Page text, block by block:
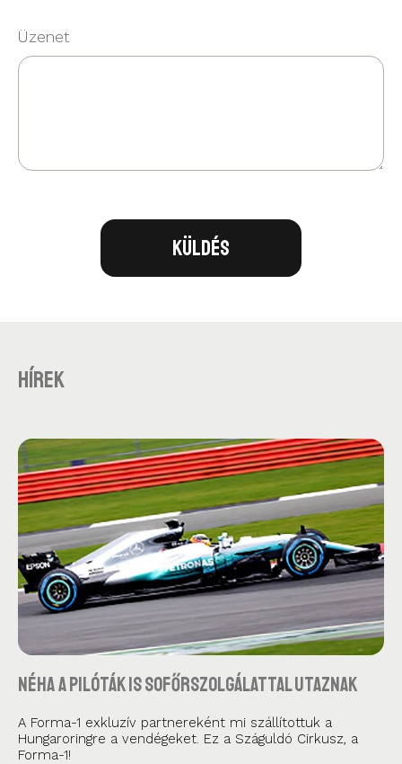
Üzenet
Küldés
Hírek
Néha a pilóták is sofőrszolgálattal utaznak
A Forma-1 exkluzív partnereként mi szállítottuk a
Hungaroringre a vendégeket. Ez a Száguldó Cirkusz, a
Forma-1!